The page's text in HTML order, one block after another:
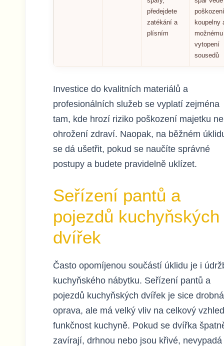
předejdete
zatékání a
plísním
poškození
koupelny
možnému
vytopení
sousedů
Investice do kvalitních materiálů a
profesionálních služeb se vyplatí zejména
tam, kde hrozí riziko poškození majetku
ohrožení zdraví. Naopak, na běžném
se dá ušetřit, pokud se naučíte správné
postupy a budete pravidelně uklízet.
Seřízení pantů a
pojezdů kuchyňských
dvířek
Často opomíjenou součástí úklidu je i
kuchyňského nábytku. Seřízení pantů a
pojezdů kuchyňských dvířek je sice drobná
oprava, ale má velký vliv na celkový
funkčnost kuchyně. Pokud se dvířka
zavírají, drhnou nebo jsou křivé, nevypadá